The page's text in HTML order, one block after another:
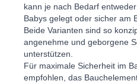
kann je nach Bedarf
Babys gelegt oder sicher am
Beide Varianten sind so
angenehme und geborgene
unterstützen.
Für maximale Sicherheit im
empfohlen, das